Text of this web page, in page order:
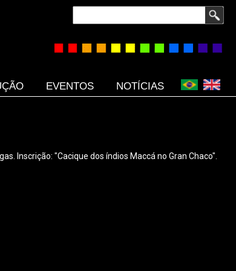
EVENTOS NOTÍCIAS
Inscrição: "Cacique dos índios Maccá no Gran Chaco".